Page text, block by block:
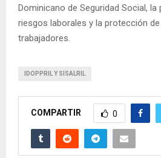
Dominicano de Seguridad Social, la
riesgos laborales y la protección
trabajadores.
IDOPPRIL Y SISALRIL
COMPARTIR 0